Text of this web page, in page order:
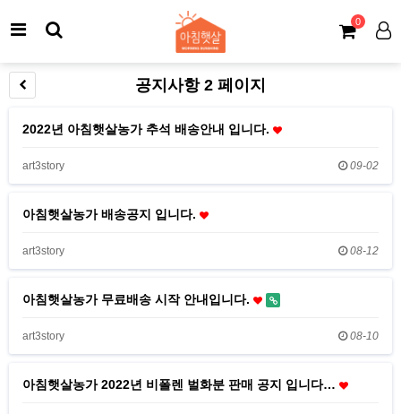
0
공지사항 2 페이지
2022년 아침햇살농가 추석 배송안내 입니다.
art3story 09-02
아침햇살농가 배송공지 입니다.
art3story 08-12
아침햇살농가 무료배송 시작 안내입니다.
art3story 08-10
아침햇살농가 2022년 비폴렌 벌화분 판매 공지 입니다…